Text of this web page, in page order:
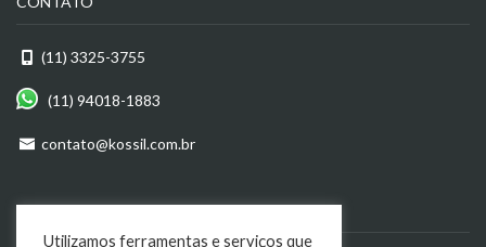
(11) 3325-3755
(11) 94018-1883
contato@kossil.com.br
ENDEREÇO
Utilizamos ferramentas e serviços que